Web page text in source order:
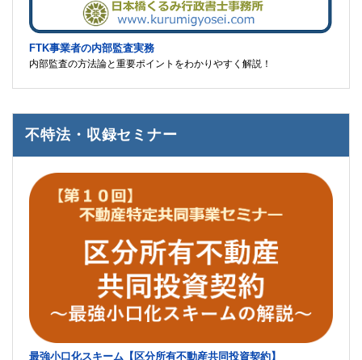
FTK事業者の内部監査実務
内部監査の方法論と重要ポイントをわかりやすく解説！
不特法・収録セミナー
最強小口化スキーム【区分所有不動産共同投資契約】